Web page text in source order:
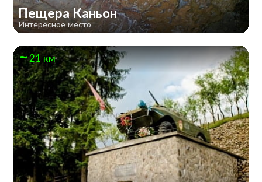
Пещера Каньон
Интересное место
21 км